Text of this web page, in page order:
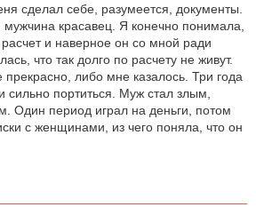
сделал себе, разумеется, документы.
красавец. Я конечно понимала,
расчет и наверное он со мной ради
что так долго по расчету не живут.
либо мне казалось. Три года
сильно портиться. Муж стал злым,
Один период играл на деньги, потом
с женщинами, из чего поняла, что он